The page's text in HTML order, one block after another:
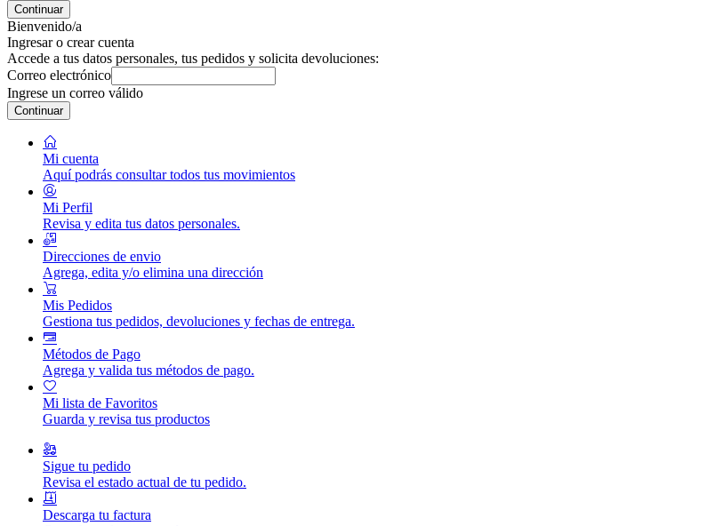
Continuar
Bienvenido/a
Ingresar o crear cuenta
Accede a tus datos personales, tus pedidos y solicita devoluciones:
Correo electrónico
Ingrese un correo válido
Continuar
Mi cuenta
Aquí podrás consultar todos tus movimientos
Mi Perfil
Revisa y edita tus datos personales.
Direcciones de envio
Agrega, edita y/o elimina una dirección
Mis Pedidos
Gestiona tus pedidos, devoluciones y fechas de entrega.
Métodos de Pago
Agrega y valida tus métodos de pago.
Mi lista de Favoritos
Guarda y revisa tus productos
Sigue tu pedido
Revisa el estado actual de tu pedido.
Descarga tu factura